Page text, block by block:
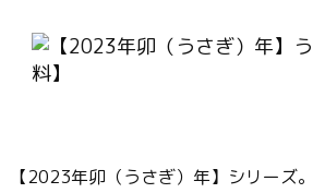
【2023年卯（うさぎ）年】シリーズ。